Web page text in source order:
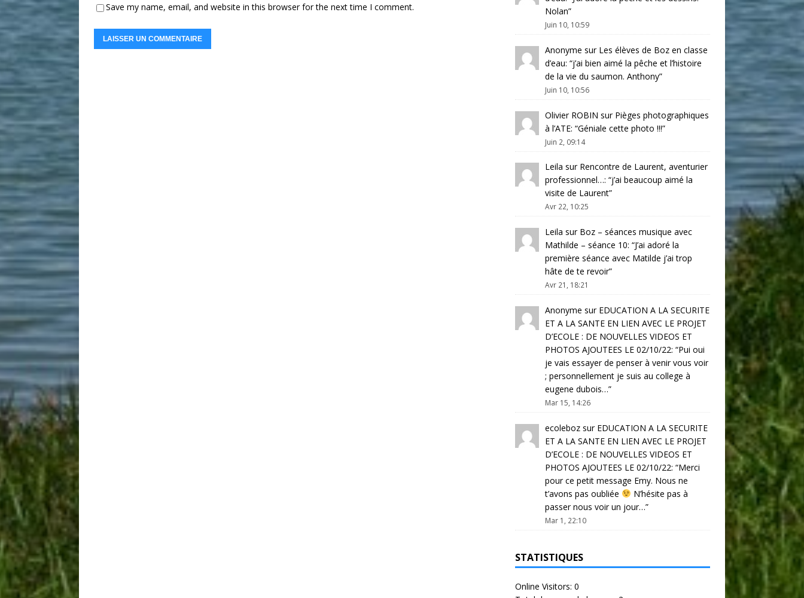
Save my name, email, and website in this browser for the next time I comment.
Nolan”
Juin 10, 10:59
Anonyme sur Les élèves de Boz en classe
d’eau: “j’ai bien aimé la pêche et l’histoire
de la vie du saumon. Anthony”
Juin 10, 10:56
Olivier ROBIN sur Pièges photographiques
à l’ATE: “Géniale cette photo !!!”
Juin 2, 09:14
Leila sur Rencontre de Laurent, aventurier
professionnel…: “j’ai beaucoup aimé la
visite de Laurent”
Avr 22, 10:25
Leila sur Boz – séances musique avec
Mathilde – séance 10: “J’ai adoré la
première séance avec Matilde j’ai trop
hâte de te revoir”
Avr 21, 18:21
Anonyme sur EDUCATION A LA SECURITE
ET A LA SANTE EN LIEN AVEC LE PROJET
D’ECOLE : DE NOUVELLES VIDEOS ET
PHOTOS AJOUTEES LE 02/10/22: “Pui oui
je vais essayer de penser à venir vous voir
; personnellement je suis au college à
eugene dubois…”
Mar 15, 14:26
ecolebozsur EDUCATION A LA SECURITE
ET A LA SANTE EN LIEN AVEC LE PROJET
D’ECOLE : DE NOUVELLES VIDEOS ET
PHOTOS AJOUTEES LE 02/10/22: “Merci
pour ce petit message Emy. Nous ne
t’avons pas oubliée
N’hésite pas à
passer nous voir un jour…”
Mar 1, 22:10
STATISTIQUES
Online Visitors: 0